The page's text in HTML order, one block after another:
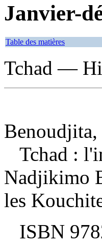
Janvier-
Table des matières
Tchad —
Tchad :
Nadjikimo
les
ISBN